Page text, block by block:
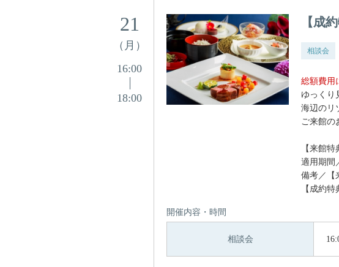
21
（月）
16:00
18:00
【成
相談会
総額費用
ゆっくり
海辺のリ
ご来館の
【来館
適用期間
備考／【
【成約
開催内容・時間
相談会